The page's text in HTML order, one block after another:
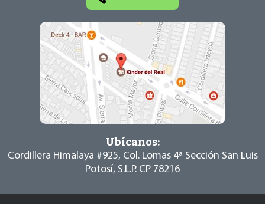
Ubícanos:
Cordillera Himalaya #925, Col. Lomas 4ª Sección San Luis
Potosí, S.L.P. CP 78216